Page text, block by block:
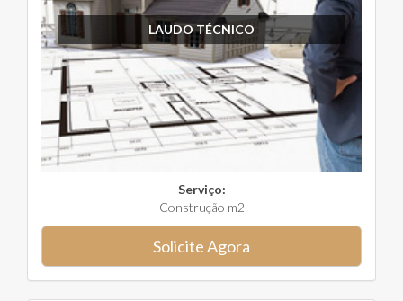
LAUDO TÉCNICO
Serviço:
Construção m2
Solicite Agora